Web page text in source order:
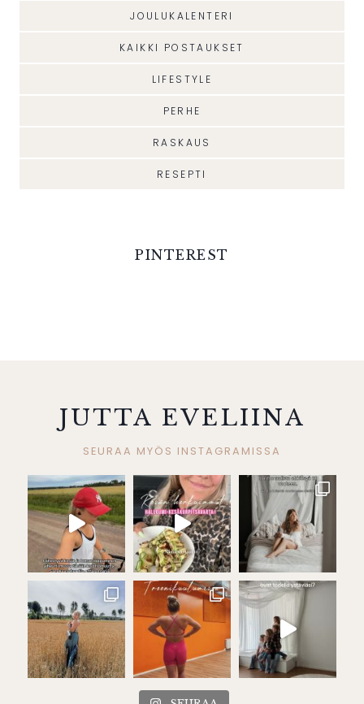
JOULUKALENTERI
KAIKKI POSTAUKSET
LIFESTYLE
PERHE
RASKAUS
RESEPTI
PINTEREST
JUTTA EVELIINA
SEURAA MYÖS INSTAGRAMISSA